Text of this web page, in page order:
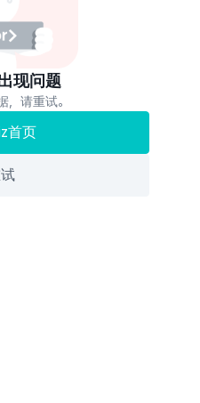
现问题
请重试。
首页